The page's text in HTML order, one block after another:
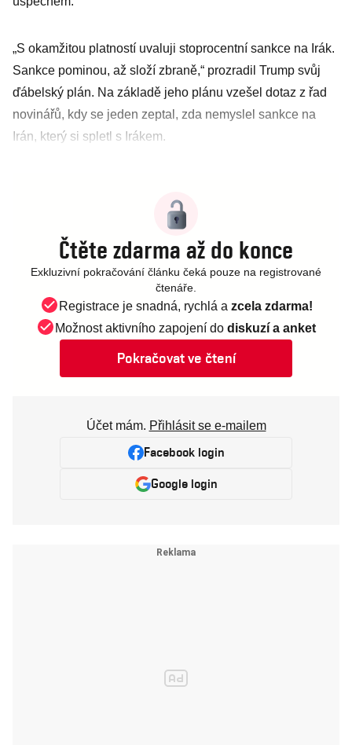
„S okamžitou platností uvaluji stoprocentní sankce na Irák.
Sankce pominou, až složí zbraně,“ prozradil Trump svůj
ďábelský plán. Na základě jeho plánu vzešel dotaz z řad
novinářů, kdy se jeden zeptal, zda nemyslel sankce na
Irán, který si spletl s Irákem.
Čtěte zdarma až do konce
Exkluzivní pokračování článku čeká pouze na registrované
čtenáře.
Registrace je snadná, rychlá a zcela zdarma!
Možnost aktivního zapojení do diskuzí a anket
Pokračovat ve čtení
Účet mám. Přihlásit se e-mailem
Facebook login
Google login